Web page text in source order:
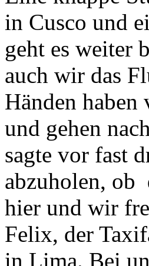
in Cusco und
geht es weiter
auch wir das
Händen
und gehen
sagte vor fast
abzuholen, ob
hier und wir
Felix, der
in Lima. Bei